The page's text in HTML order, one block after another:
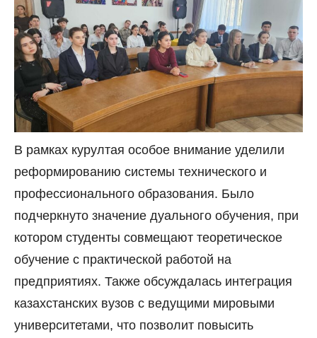
В рамках курултая особое внимание уделили
реформированию системы технического и
профессионального образования. Было
подчеркнуто значение дуального обучения, при
котором студенты совмещают теоретическое
обучение с практической работой на
предприятиях. Также обсуждалась интеграция
казахстанских вузов с ведущими мировыми
университетами, что позволит повысить